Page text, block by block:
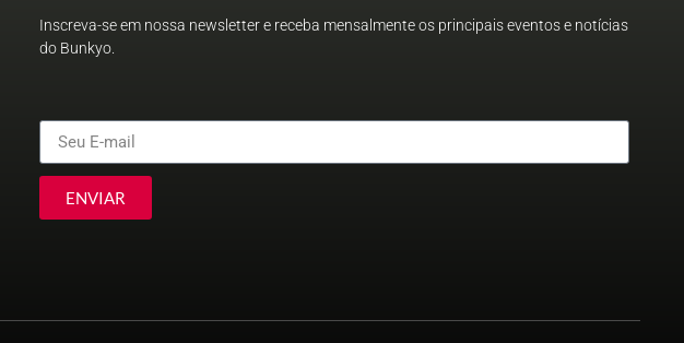
Inscreva-se em nossa newsletter e receba mensalmente os principais eventos e notícias
do Bunkyo.
ENVIAR